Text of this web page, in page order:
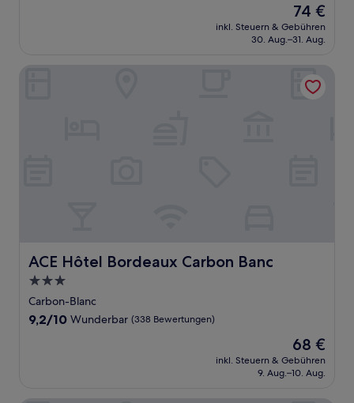
Der
Preis
beträgt
74 €
inkl. Steuern & Gebühren
30. Aug.–31. Aug.
ACE Hôtel Bordeaux Carbon Banc
ACE Hôtel Bordeaux Carbon Banc
3.0-
Sterne-
Unterkunft
Carbon-Blanc
9.2
9,2/10 Wunderbar (338 Bewertungen)
Der
Preis
beträgt
68 €
inkl. Steuern & Gebühren
9. Aug.–10. Aug.